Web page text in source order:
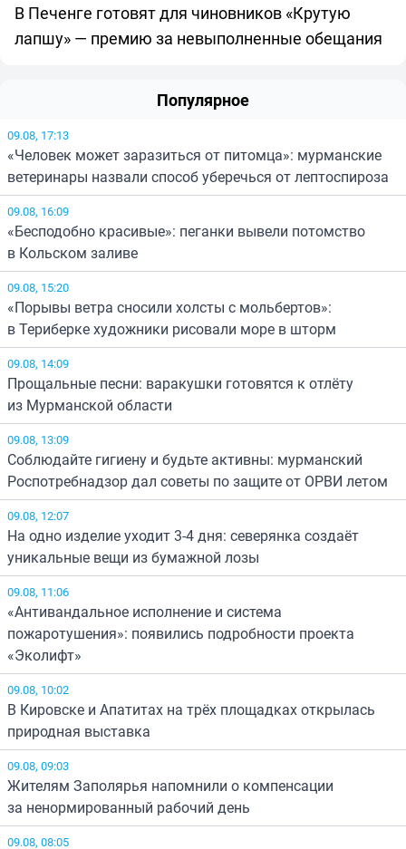
В Печенге готовят для чиновников «Крутую
лапшу» — премию за невыполненные обещания
Популярное
09.08, 17:13
«Человек может заразиться от питомца»: мурманские
ветеринары назвали способ уберечься от лептоспироза
09.08, 16:09
«Бесподобно красивые»: пеганки вывели потомство
в Кольском заливе
09.08, 15:20
«Порывы ветра сносили холсты с мольбертов»:
в Териберке художники рисовали море в шторм
09.08, 14:09
Прощальные песни: варакушки готовятся к отлёту
из Мурманской области
09.08, 13:09
Соблюдайте гигиену и будьте активны: мурманский
Роспотребнадзор дал советы по защите от ОРВИ летом
09.08, 12:07
На одно изделие уходит 3-4 дня: северянка создаёт
уникальные вещи из бумажной лозы
09.08, 11:06
«Антивандальное исполнение и система
пожаротушения»: появились подробности проекта
«Эколифт»
09.08, 10:02
В Кировске и Апатитах на трёх площадках открылась
природная выставка
09.08, 09:03
Жителям Заполярья напомнили о компенсации
за ненормированный рабочий день
09.08, 08:05